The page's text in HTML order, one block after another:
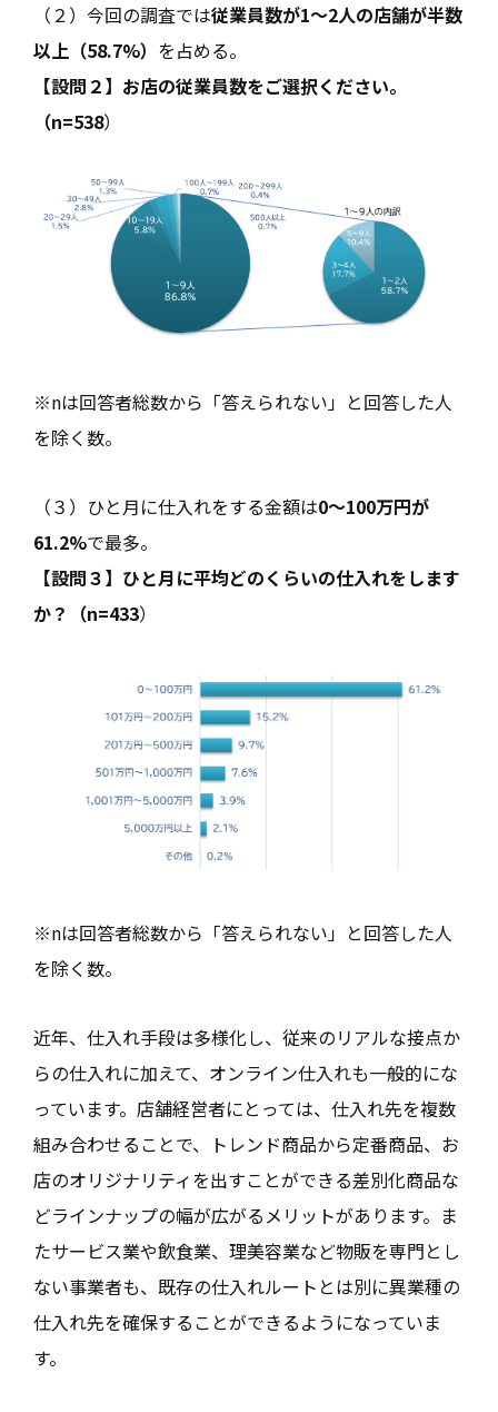
（２）今回の調査では従業員数が1～2人の店舗が半数
以上（58.7%） を占める。
【設問２】お店の従業員数をご選択ください。
（n=538）
※nは回答者総数から「答えられない」と回答した人
を除く数。
（３）ひと月に仕入れをする金額は0～100万円が
61.2%で最多。
【設問３】ひと月に平均どのくらいの仕入れをします
か？（n=433）
※nは回答者総数から「答えられない」と回答した人
を除く数。
近年、仕入れ手段は多様化し、従来のリアルな接点か
らの仕入れに加えて、オンライン仕入れも一般的にな
っています。店舗経営者にとっては、仕入れ先を複数
組み合わせることで、トレンド商品から定番商品、お
店のオリジナリティを出すことができる差別化商品な
どラインナップの幅が広がるメリットがあります。ま
たサービス業や飲食業、理美容業など物販を専門とし
ない事業者も、既存の仕入れルートとは別に異業種の
仕入れ先を確保することができるようになっていま
す。